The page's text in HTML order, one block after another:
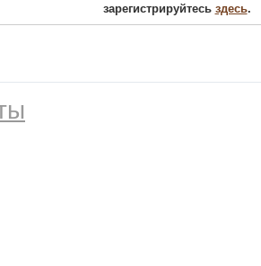
зарегистрируйтесь здесь.